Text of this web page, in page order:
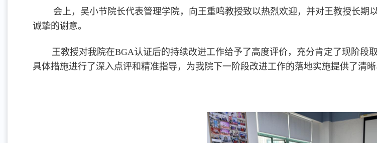
会上，吴小节院长代表管理学院，向王重鸣教授致以热烈欢迎，并对王教授长期
诚挚的谢意。
王教授对我院在BGA认证后的持续改进工作给予了高度评价，充分肯定了现阶段
具体措施进行了深入点评和精准指导，为我院下一阶段改进工作的落地实施提供了清晰